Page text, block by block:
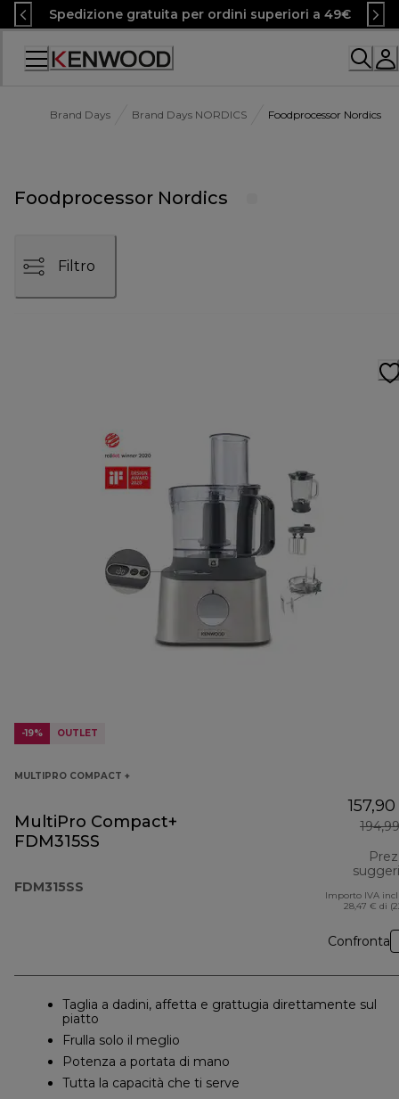
Skip
to
Content
Spedizione gratuita per ordini superiori a 49€
Accessibility
Brand Days Brand Days NORDICS Foodprocessor Nordics
Foodprocessor Nordics
Filtro
-19% OUTLET
MULTIPRO COMPACT +
MultiPro Compact+
FDM315SS
FDM315SS
Importo IVA
28,47 € di
Confronta
Taglia a dadini, affetta e grattugia direttamente sul
piatto
Frulla solo il meglio
Potenza a portata di mano
Tutta la capacità che ti serve